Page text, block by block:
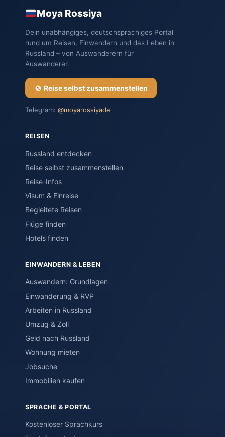
Moya Rossiya
Dein unabhängiges, deutschsprachiges Portal
rund um Reisen, Einwandern und das Leben in
Russland – von Auswanderern für
Auswanderer.
Reise selbst zusammenstellen
Telegram: @moyarossiyade
REISEN
Russland entdecken
Reise selbst zusammenstellen
Reise-Infos
Visum & Einreise
Begleitete Reisen
Flüge finden
Hotels finden
EINWANDERN & LEBEN
Auswandern: Grundlagen
Einwanderung & RVP
Arbeiten in Russland
Umzug & Zoll
Geld nach Russland
Wohnung mieten
Jobsuche
Immobilien kaufen
SPRACHE & PORTAL
Kostenloser Sprachkurs